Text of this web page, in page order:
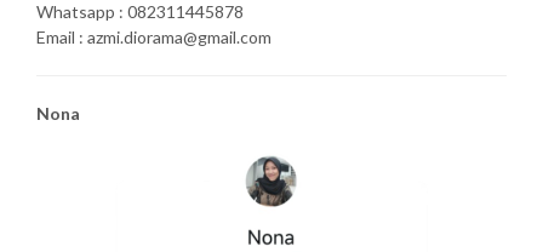
Whatsapp : 082311445878
Email : azmi.diorama@gmail.com
Nona